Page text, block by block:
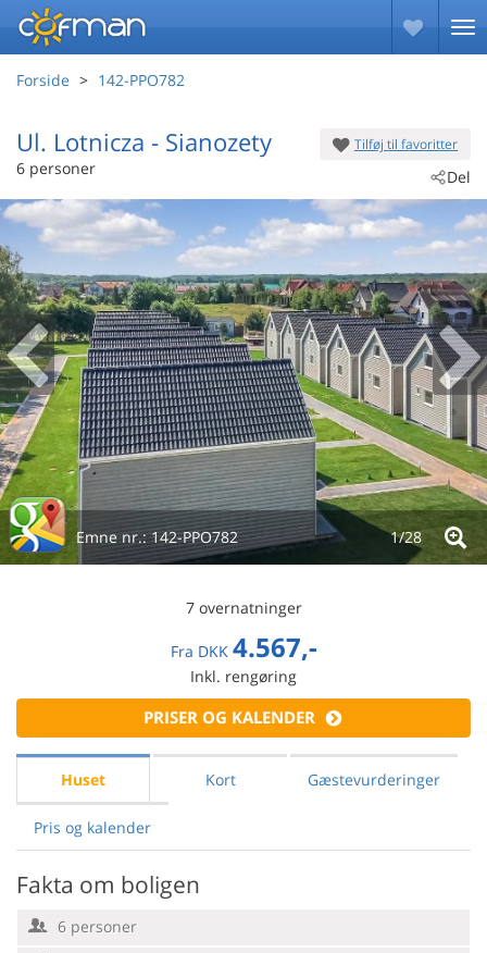
Forside 142-PPO782
Tilføj til favoritter
Del
Ul. Lotnicza - Sianozety
6 personer
Emne nr.:142-PPO782 1/28
7 overnatninger
Fra DKK 4.567,-
Inkl. rengøring
PRISER OG KALENDER
Huset Kort Gæstevurderinger
Pris og kalender
Fakta om boligen
6 personer